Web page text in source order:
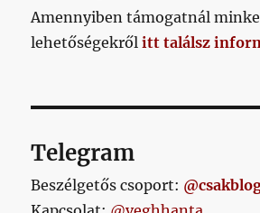
Amennyiben támogatnál
lehetőségekrőlitt találsz
Telegram
Beszélgetős csoport: